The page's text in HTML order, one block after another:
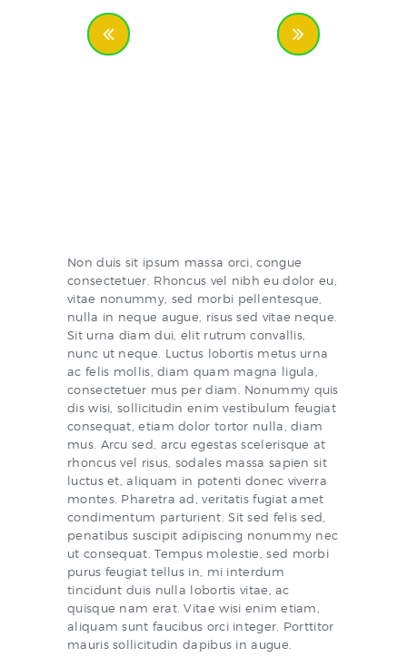
Non duis sit ipsum massa orci, congue
consectetuer. Rhoncus vel nibh eu dolor eu,
vitae nonummy, sed morbi pellentesque,
nulla in neque augue, risus sed vitae neque.
Sit urna diam dui, elit rutrum convallis,
nunc ut neque. Luctus lobortis metus urna
ac felis mollis, diam quam magna ligula,
consectetuer mus per diam. Nonummy quis
dis wisi, sollicitudin enim vestibulum feugiat
consequat, etiam dolor tortor nulla, diam
mus. Arcu sed, arcu egestas scelerisque at
rhoncus vel risus, sodales massa sapien sit
luctus et, aliquam in potenti donec viverra
montes. Pharetra ad, veritatis fugiat amet
condimentum parturient. Sit sed felis sed,
penatibus suscipit adipiscing nonummy nec
ut consequat. Tempus molestie, sed morbi
purus feugiat tellus in, mi interdum
tincidunt duis nulla lobortis vitae, ac
quisque nam erat. Vitae wisi enim etiam,
aliquam sunt faucibus orci integer. Porttitor
mauris sollicitudin dapibus in augue.